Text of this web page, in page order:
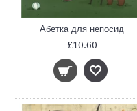
Абетка для непосид
£10.60